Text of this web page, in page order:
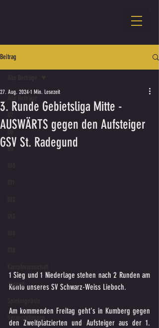
Beitrag
Alle Beiträge
U8
U9
Jugend
Veranstaltungen
3. Runde Gebietsliga Mitte -
AUSWÄRTS gegen den Aufsteiger
GSV St. Radegund
27. Aug. 2024 1 Min. Lesezeit
1 Sieg und 1 Niederlage stehen nach 2 Runden am
Konto unseres SV Schwarz-Weiss Lieboch.
Am kommenden Freitag geht's in Kumberg gegen
den Zweitplatzierten und Aufsteiger aus der 1.